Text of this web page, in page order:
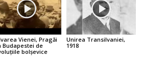
Vienei, Pragăi
Budapestei de
bolşevice
Unirea Transilvaniei,
1918